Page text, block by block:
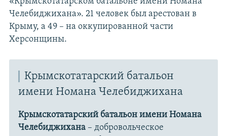
Челебиджихана». 21 человек был арестован в
Крыму, а 49 – на оккупированной части
Херсонщины.
Крымскотатарский батальон
имени Номана Челебиджихана
Крымскотатарский батальон имени Номана
Челебиджихана – добровольческое